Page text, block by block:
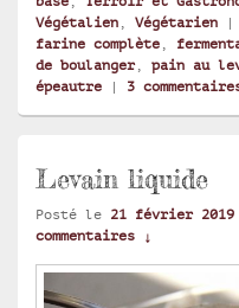
Végétalien , Végétarien |
farine complète ,
de boulanger, pain au
épeautre
| 3
Levain liquide
Posté le 21 février 2019
commentaires ↓